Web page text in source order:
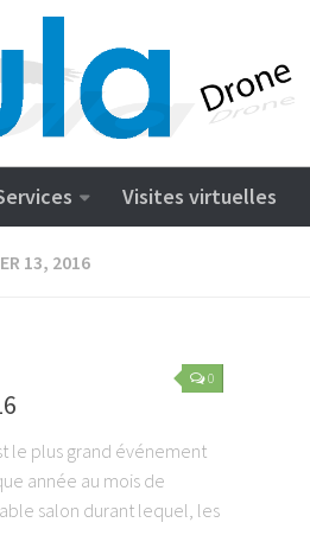
Visites virtuelles
13, 2016
0
le plus grand événement
année au mois de
salon durant lequel, les